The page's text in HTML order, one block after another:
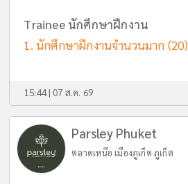
Trainee นักศึกษาฝึกงาน
นักศึกษาฝึกงานจำนวนมาก (20)
15:44 | 07 ส.ค. 69
Parsley Phuket
ตลาดเหนือ เมืองภูเก็ต ภูเก็ต